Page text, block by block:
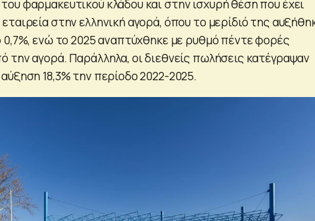
φαρμακευτικού κλάδου και στην ισχυρή θέση που έχει
στην ελληνική αγορά, όπου το μερίδιό της
0,7%, ενώ το 2025 αναπτύχθηκε με ρυθμό πέντε φορές
την αγορά. Παράλληλα, οι διεθνείς πωλήσεις κατέγραψαν
18,3% την περίοδο 2022-2025.